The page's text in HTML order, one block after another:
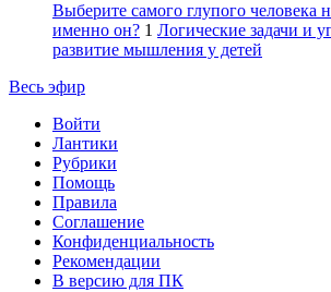
Выберите самого глупого человека
именно он? 1 Логические задачи и
развитие мышления у детей
Весь эфир
Войти
Лантики
Рубрики
Помощь
Правила
Соглашение
Конфиденциальность
Рекомендации
В версию для ПК